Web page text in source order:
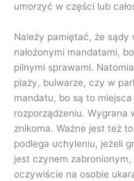
umorzyć w części lub
Należy pamiętać, że sądy
nałożonymi mandatami,
pilnymi sprawami.
plaży, bulwarze, czy w
mandatu, bo są to
rozporządzeniu. Wygrana
znikoma. Ważne jest też
podlega uchyleniu, jeżeli
jest czynem
oczywiście na osobie